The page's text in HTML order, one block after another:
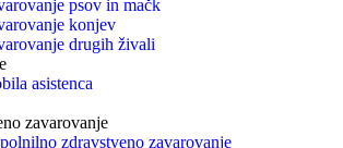
psov in mačk
konjev
drugih živali
asistenca
zavarovanje
zdravstveno zavarovanje